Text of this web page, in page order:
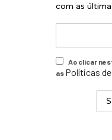
com as
Ao clicar
as Políticas